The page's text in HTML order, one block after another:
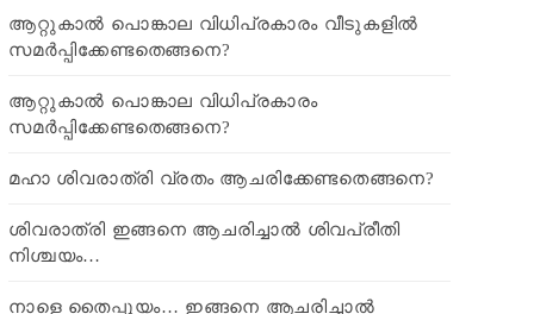
ആറ്റുകാൽ പൊങ്കാല വിധിപ്രകാരം വീടുകളിൽ
സമർപ്പിക്കേണ്ടതെങ്ങനെ?
ആറ്റുകാൽ പൊങ്കാല വിധിപ്രകാരം
സമർപ്പിക്കേണ്ടതെങ്ങനെ?
മഹാ ശിവരാത്രി വ്രതം ആചരിക്കേണ്ടതെങ്ങനെ?
ശിവരാത്രി ഇങ്ങനെ ആചരിച്ചാൽ ശിവപ്രീതി
നിശ്ചയം…
നാളെ തൈപ്പൂയം… ഇങ്ങനെ ആചരിച്ചാൽ